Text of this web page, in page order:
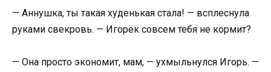
— Аннушка, ты такая худенькая стала! — всплеснула
руками свекровь. — Игорёк совсем тебя не кормит?
— Она просто экономит, мам, — ухмыльнулся Игорь. —